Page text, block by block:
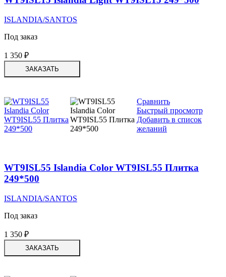
ISLANDIA/SANTOS
Под заказ
1 350 ₽
ЗАКАЗАТЬ
Сравнить
Быстрый просмотр
Добавить в список
желаний
WT9ISL55 Islandia Color WT9ISL55 Плитка
249*500
ISLANDIA/SANTOS
Под заказ
1 350 ₽
ЗАКАЗАТЬ